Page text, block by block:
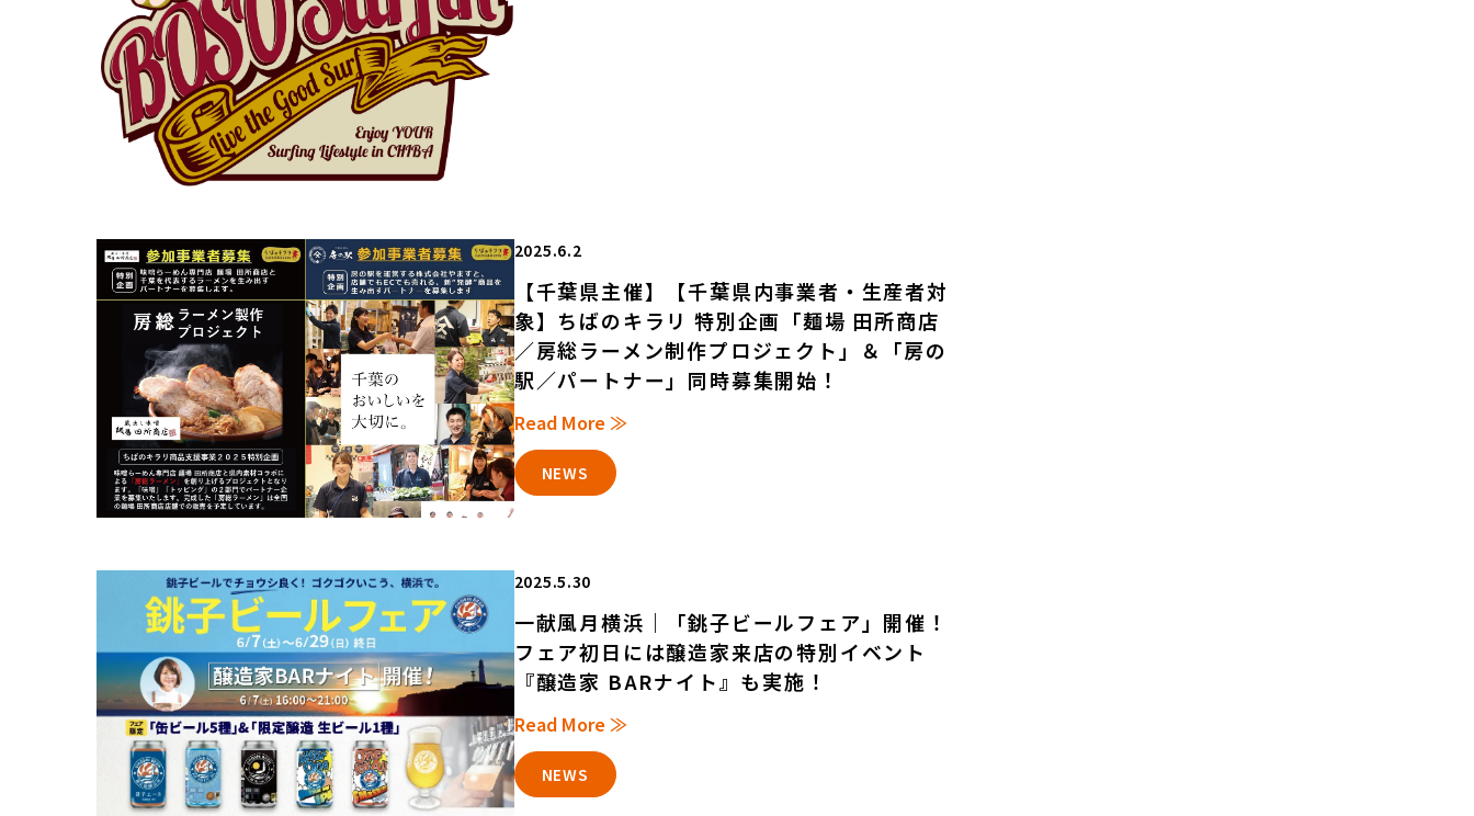
2025.6.2
【千葉県主催】【千葉県内事業者・生産者対
象】ちばのキラリ 特別企画「麺場 田所商店
／房総ラーメン制作プロジェクト」＆「房の
駅／パートナー」同時募集開始！
Read More ≫
NEWS
2025.5.30
一献風月横浜｜「銚子ビールフェア」開催！
フェア初日には醸造家来店の特別イベント
『醸造家 BARナイト』も実施！
Read More ≫
NEWS